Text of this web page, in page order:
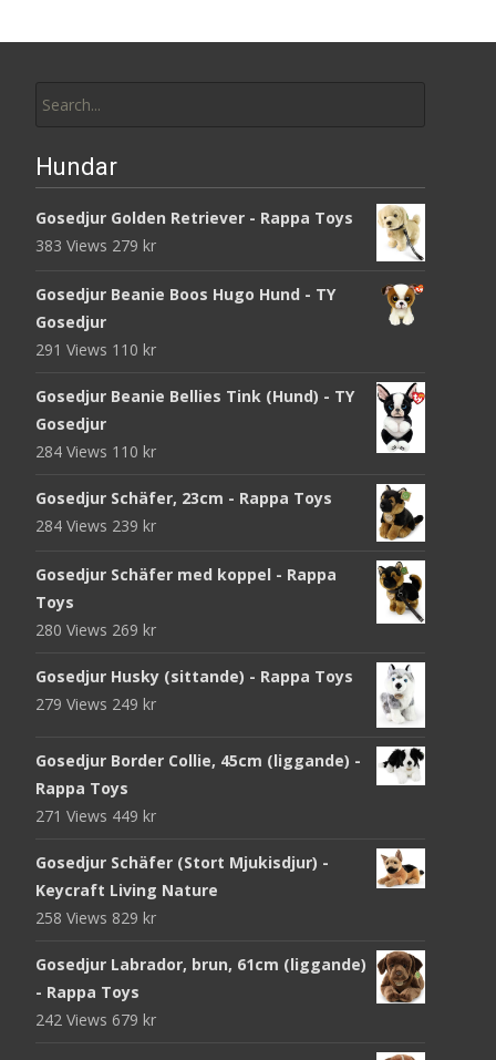
for:
Hundar
Gosedjur Golden Retriever - Rappa Toys
383 Views 279 kr
Gosedjur Beanie Boos Hugo Hund - TY
Gosedjur
291 Views 110 kr
Gosedjur Beanie Bellies Tink (Hund) - TY
Gosedjur
284 Views 110 kr
Gosedjur Schäfer, 23cm - Rappa Toys
284 Views 239 kr
Gosedjur Schäfer med koppel - Rappa
Toys
280 Views 269 kr
Gosedjur Husky (sittande) - Rappa Toys
279 Views 249 kr
Gosedjur Border Collie, 45cm (liggande) -
Rappa Toys
271 Views 449 kr
Gosedjur Schäfer (Stort Mjukisdjur) -
Keycraft Living Nature
258 Views 829 kr
Gosedjur Labrador, brun, 61cm (liggande)
- Rappa Toys
242 Views 679 kr